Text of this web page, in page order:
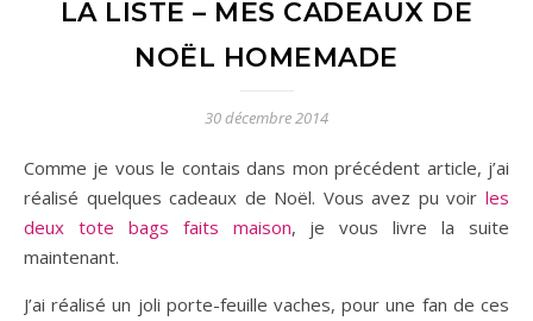
LA LISTE – MES CADEAUX DE
NOËL HOMEMADE
30 décembre 2014
Comme je vous le contais dans mon précédent article, j’ai
réalisé quelques cadeaux de Noël. Vous avez pu voir les
deux tote bags faits maison, je vous livre la suite
maintenant.
J’ai réalisé un joli porte-feuille vaches, pour une fan de ces